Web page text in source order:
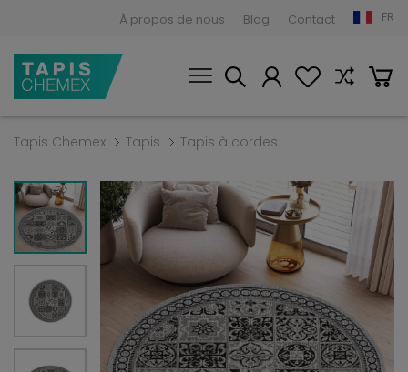
À propos de nous Blog Contact FR
Tapis Chemex Tapis Tapis à cordes